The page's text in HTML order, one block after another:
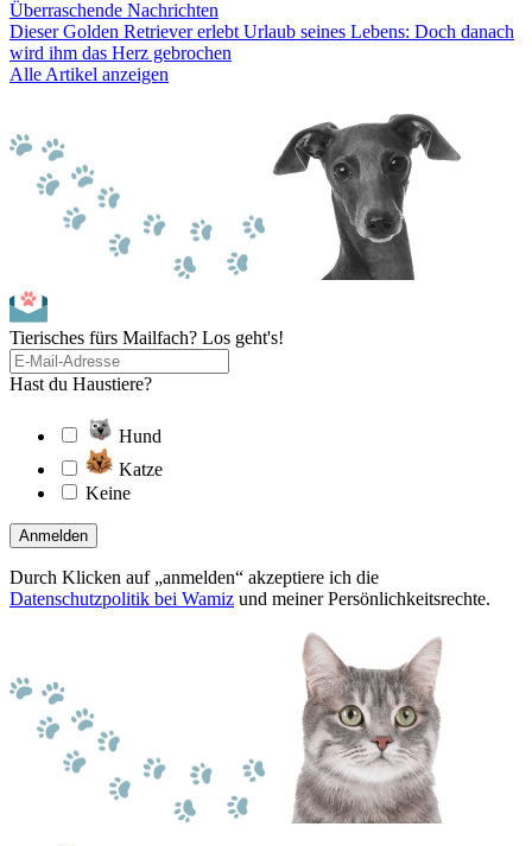
Überraschende Nachrichten
Dieser Golden Retriever erlebt Urlaub seines Lebens: Doch danach
wird ihm das Herz gebrochen
Alle Artikel anzeigen
Tierisches fürs Mailfach? Los geht's!
Hast du Haustiere?
Hund
Katze
Keine
Anmelden
Durch Klicken auf „anmelden“ akzeptiere ich die
Datenschutzpolitik bei Wamiz und meiner Persönlichkeitsrechte.